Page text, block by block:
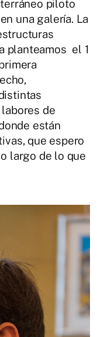
piloto
una galería. La
planteamos el 1
de
están
que espero
largo de lo que